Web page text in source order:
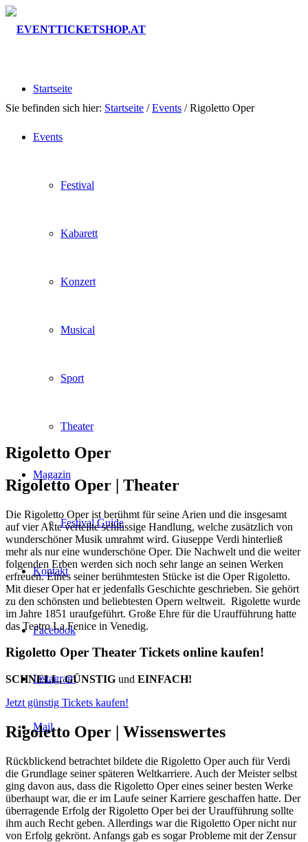
Startseite
Events
Festival
Kabarett
Konzert
Musical
Sport
Theater
Magazin
Festival Guide
Kontakt
Facebook
Instagram
Mail
Sie befinden sich hier: Startseite / Events / Rigoletto Oper
Rigoletto Oper
Rigoletto Oper | Theater
Die Rigoletto Oper ist berühmt für seine Arien und die insgesamt
auf vier Akte verteilte schlüssige Handlung, welche zusätzlich von
wunderschöner Musik umrahmt wird. Giuseppe Verdi hinterließ
mehr als nur eine wunderschöne Oper. Die Nachwelt und die weiter
folgenden Erben werden sich noch sehr lange an seinen Werken
erfreuen. Eines seiner berühmtesten Stücke ist die Oper Rigoletto.
Mit dieser Oper hat er jedenfalls Geschichte geschrieben. Sie gehört
zu den schönsten und beliebtesten Opern weltweit. Rigolette wurde
im Jahre 1851 uraufgeführt. Große Ehre für die Uraufführung hatte
das Teatro La Fenice in Venedig.
Rigoletto Oper Theater Tickets online kaufen!
SCHNELL, GÜNSTIG und EINFACH!
Jetzt günstig Tickets kaufen!
Rigoletto Oper | Wissenswertes
Rückblickend betrachtet bildete die Rigoletto Oper auch für Verdi
die Grundlage seiner späteren Weltkarriere. Auch der Meister selbst
ging davon aus, dass die Rigoletto Oper eines seiner besten Werke
überhaupt war, die er im Laufe seiner Karriere geschaffen hatte. Der
überragende Erfolg der Rigoletto Oper bei der Uraufführung sollte
ihm auch Recht geben. Allerdings war die Rigoletto Oper nicht nur
von Erfolg gekrönt. Anfangs gab es sogar Probleme mit der Zensur